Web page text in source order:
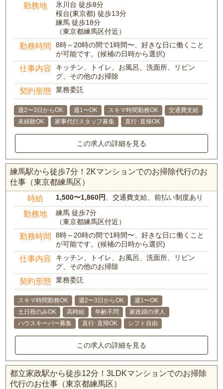
勤務地
氷川台 徒歩8分
桜台(東京都) 徒歩13分
練馬 徒歩18分
（東京都練馬区付近）
勤務時間
8時～20時の間で1時間〜、好きな日に働くこと
が可能です。(候補の日時から選択)
仕事内容
キッチン、トイレ、お風呂、洗面所、リビン
グ、その他のお掃除
契約形態 業務委託
週2〜3日からOK 週1〜OK スキマ時間勤務OK
交通費支給
未経験OK
家事代行スタッフ募集 直行･直帰OK
この求人の詳細を見る
練馬駅から徒歩7分！2Kマンションでのお掃除代行のお
仕事（東京都練馬区）
時給 1,500〜1,860円、交通費支給、前払い制度あり
勤務地
練馬 徒歩7分
（東京都練馬区付近）
勤務時間
8時～20時の間で1時間〜、好きな日に働くこと
が可能です。(候補の日時から選択)
仕事内容
キッチン、トイレ、お風呂、洗面所、リビン
グ、その他のお掃除
契約形態 業務委託
スキマ時間勤務OK 週2〜3日からOK
週1〜OK
土日祝のみOK
高時給 年齢不問
家政婦の求人
ハウスキーパー募集
直行･直帰OK シフト自由
この求人の詳細を見る
都立家政駅から徒歩12分！3LDKマンションでのお掃除
代行のお仕事（東京都練馬区）